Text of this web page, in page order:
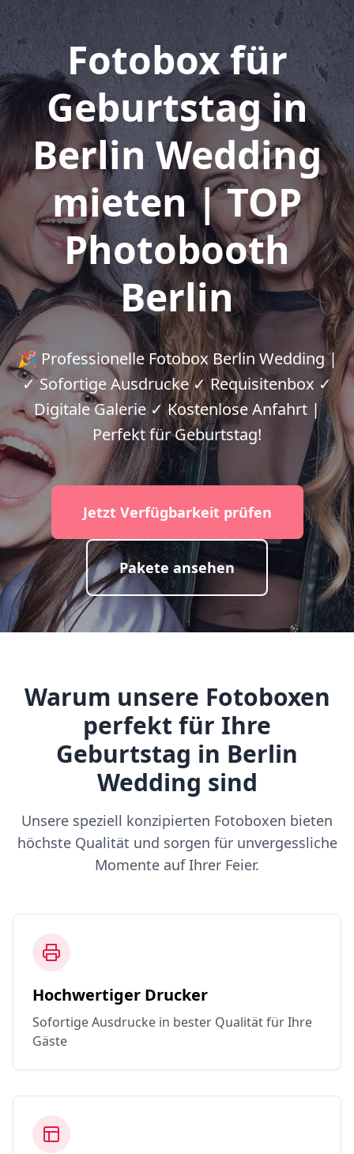
Fotobox für
Geburtstag in
Berlin Wedding
mieten | TOP
Photobooth
Berlin
🎉 Professionelle Fotobox Berlin Wedding |
✓ Sofortige Ausdrucke ✓ Requisitenbox ✓
Digitale Galerie ✓ Kostenlose Anfahrt |
Perfekt für Geburtstag!
Jetzt Verfügbarkeit prüfen
Pakete ansehen
Warum unsere Fotoboxen
perfekt für Ihre
Geburtstag in Berlin
Wedding sind
Unsere speziell konzipierten Fotoboxen bieten
höchste Qualität und sorgen für unvergessliche
Momente auf Ihrer Feier.
Hochwertiger Drucker
Sofortige Ausdrucke in bester Qualität für Ihre
Gäste